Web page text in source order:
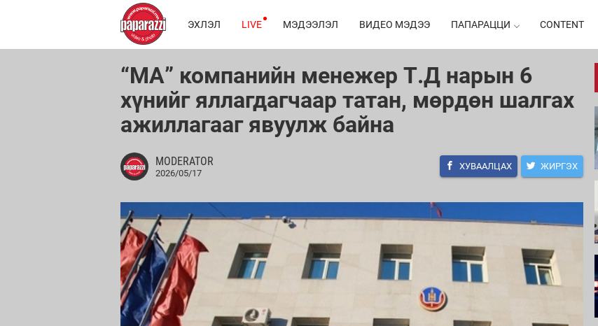
ЭХЛЭЛ LIVE МЭДЭЭЛЭЛ ВИДЕО МЭДЭЭ ПАПАРАЦЦИ CONTENT
“МА” компанийн менежер Т.Д нарын 6
хүнийг яллагдагчаар татан, мөрдөн шалгах
ажиллагааг явуулж байна
MODERATOR
2026/05/17
ХУВААЛЦАХ ЖИРГЭХ